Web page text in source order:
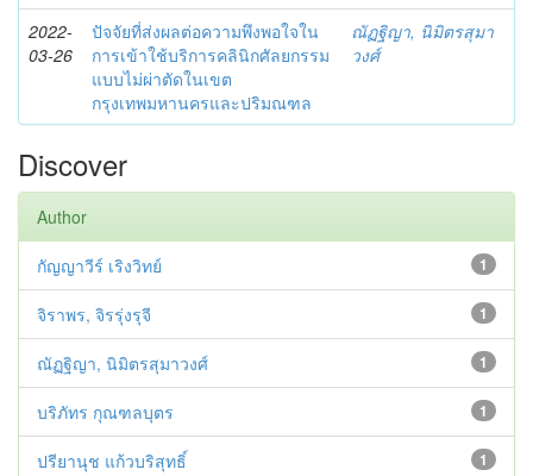
2022-
03-26
ปัจจัยที่ส่งผลต่อความพึงพอใจใน
การเข้าใช้บริการคลินิกศัลยกรรม
แบบไม่ผ่าตัดในเขต
กรุงเทพมหานครและปริมณฑล
ณัฏฐิญา, นิมิตรสุมา
วงศ์
Discover
Author
1
กัญญาวีร์ เริงวิทย์
1
จิราพร, จิรรุ่งรุจี
1
ณัฏฐิญา, นิมิตรสุมาวงศ์
1
บริภัทร กุณฑลบุตร
1
ปรียานุช แก้วบริสุทธิ์